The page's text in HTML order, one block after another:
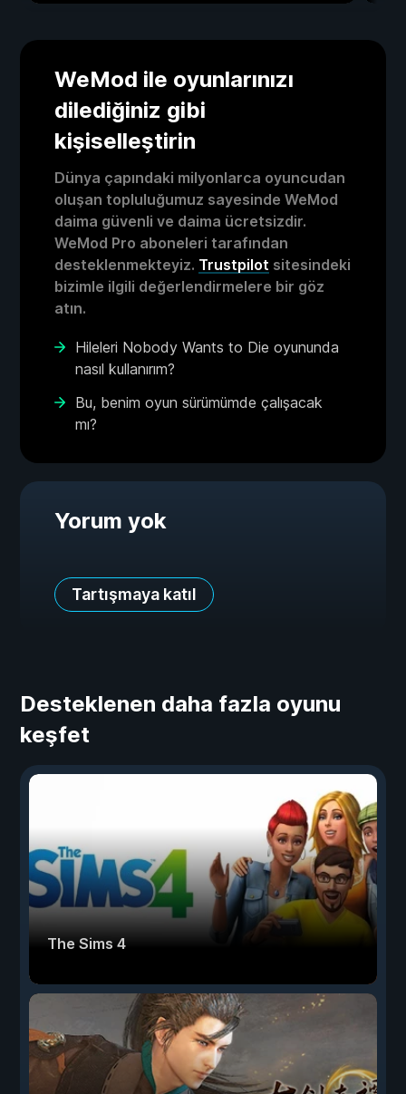
WeMod ile oyunlarınızı
dilediğiniz gibi
kişiselleştirin
Dünya çapındaki milyonlarca oyuncudan
oluşan topluluğumuz sayesinde WeMod
daima güvenli ve daima ücretsizdir.
WeMod Pro aboneleri tarafından
desteklenmekteyiz. Trustpilot sitesindeki
bizimle ilgili değerlendirmelere bir göz
atın.
Hileleri Nobody Wants to Die oyununda
nasıl kullanırım?
Bu, benim oyun sürümümde çalışacak
mı?
Yorum yok
Tartışmaya katıl
Desteklenen daha fazla oyunu
keşfet
The Sims 4